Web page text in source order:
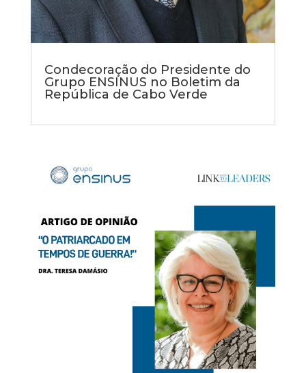
Condecoração do Presidente do
Grupo ENSINUS no Boletim da
República de Cabo Verde